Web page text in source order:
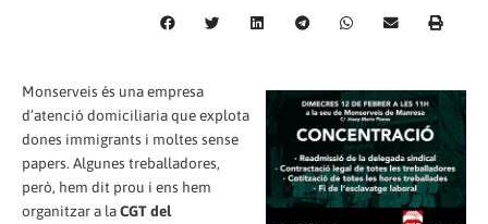
Monserveis és una empresa
d’atenció domiciliaria que explota
dones immigrants i moltes sense
papers. Algunes treballadores,
però, hem dit prou i ens hem
organitzar a laCGT del